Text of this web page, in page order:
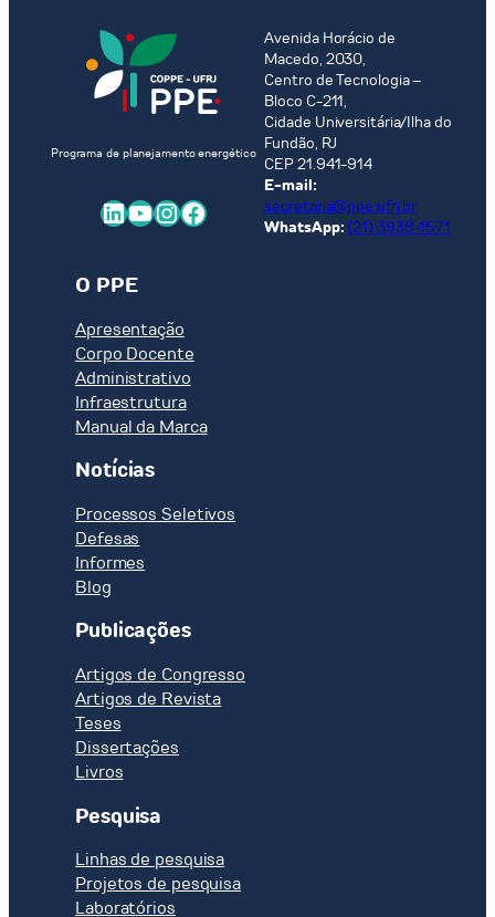
Uso
de
Energia
e
Emissões
Carbono
do
Meio-
Ambiente
e
Energia
Brasil
Programa de planejamento energético
LinkedIn Youtube InstagramFacebook
Avenida Horácio de
Macedo, 2030,
Centro de Tecnologia –
Bloco C-211,
Cidade Universitária/Ilha do
Fundão, RJ
CEP 21.941-914
E-mail:
secretaria@ppe.ufrj.br
WhatsApp: (21) 3938-1571
O PPE
Apresentação
Corpo Docente
Administrativo
Infraestrutura
Manual da Marca
Notícias
Processos Seletivos
Defesas
Informes
Blog
Publicações
Artigos de Congresso
Artigos de Revista
Teses
Dissertações
Livros
Pesquisa
Linhas de pesquisa
Projetos de pesquisa
Laboratórios